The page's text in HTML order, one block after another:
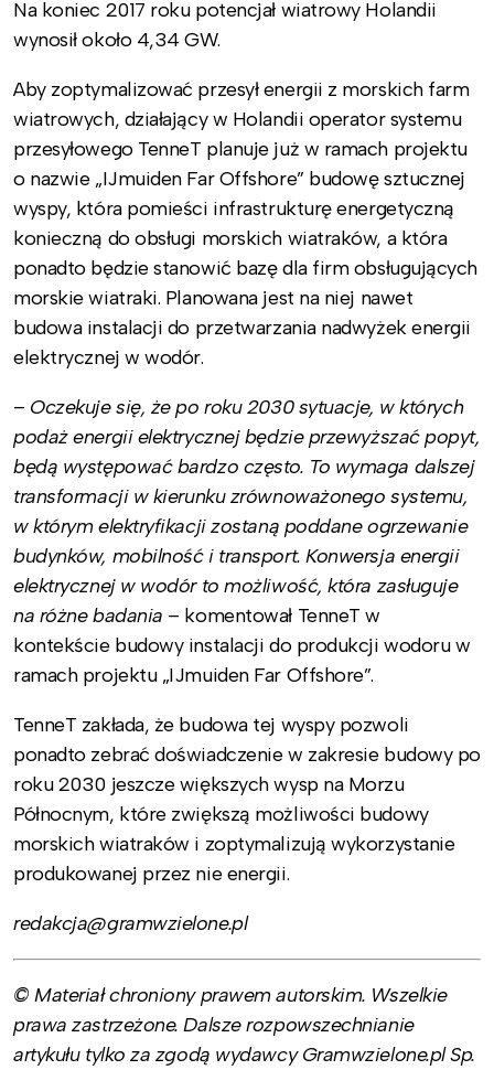
Na koniec 2017 roku potencjał wiatrowy Holandii
wynosił około 4,34 GW.
Aby zoptymalizować przesył energii z morskich farm
wiatrowych, działający w Holandii operator systemu
przesyłowego TenneT planuje już w ramach projektu
o nazwie „IJmuiden Far Offshore” budowę sztucznej
wyspy, która pomieści infrastrukturę energetyczną
konieczną do obsługi morskich wiatraków, a która
ponadto będzie stanowić bazę dla firm obsługujących
morskie wiatraki. Planowana jest na niej nawet
budowa instalacji do przetwarzania nadwyżek energii
elektrycznej w wodór.
– Oczekuje się, że po roku 2030 sytuacje, w których
podaż energii elektrycznej będzie przewyższać popyt,
będą występować bardzo często. To wymaga dalszej
transformacji w kierunku zrównoważonego systemu,
w którym elektryfikacji zostaną poddane ogrzewanie
budynków, mobilność i transport. Konwersja energii
elektrycznej w wodór to możliwość, która zasługuje
na różne badania – komentował TenneT w
kontekście budowy instalacji do produkcji wodoru w
ramach projektu „IJmuiden Far Offshore”.
TenneT zakłada, że budowa tej wyspy pozwoli
ponadto zebrać doświadczenie w zakresie budowy po
roku 2030 jeszcze większych wysp na Morzu
Północnym, które zwiększą możliwości budowy
morskich wiatraków i zoptymalizują wykorzystanie
produkowanej przez nie energii.
redakcja@gramwzielone.pl
© Materiał chroniony prawem autorskim. Wszelkie
prawa zastrzeżone. Dalsze rozpowszechnianie
artykułu tylko za zgodą wydawcy Gramwzielone.pl Sp.